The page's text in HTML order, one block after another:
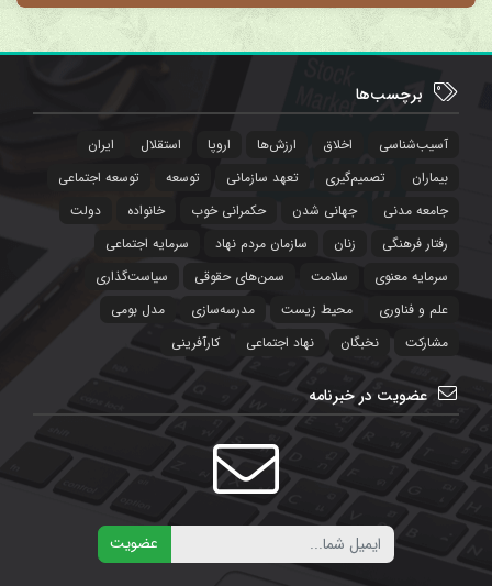
برچسب‌ها
آسیب‌شناسی اخلاق ارزش‌ها اروپا استقلال
ایران
بیماران
تصمیم‌گیری تعهد سازمانی توسعه
توسعه اجتماعی
جامعه مدنی
جهانی شدن حکمرانی خوب خانواده
دولت
رفتار فرهنگی
زنان سازمان مردم نهاد
سرمایه اجتماعی
سرمایه معنوی
سلامت سمن‌های حقوقی
سیاست‌‌گذاری
علم و فناوری
محیط زیست مدرسه‌سازی
مدل بومی
مشارکت
نخبگان نهاد اجتماعی کارآفرینی
عضویت در خبرنامه
عضویت